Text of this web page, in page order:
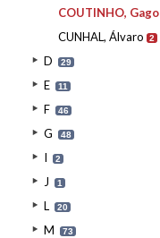
COUTINHO, Gago
CUNHAL, Álvaro 2
D 29
E 11
F 46
G 48
I 2
J 1
L 20
M 73